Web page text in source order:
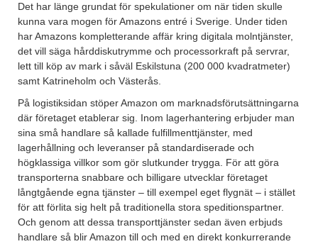
Det har länge grundat för spekulationer om när tiden skulle
kunna vara mogen för Amazons entré i Sverige. Under tiden
har Amazons kompletterande affär kring digitala molntjänster,
det vill säga hårddiskutrymme och processorkraft på servrar,
lett till köp av mark i såväl Eskilstuna (200 000 kvadratmeter)
samt Katrineholm och Västerås.
På logistiksidan stöper Amazon om marknadsförutsättningarna
där företaget etablerar sig. Inom lagerhantering erbjuder man
sina små handlare så kallade fulfillmenttjänster, med
lagerhållning och leveranser på standardiserade och
högklassiga villkor som gör slutkunder trygga. För att göra
transporterna snabbare och billigare utvecklar företaget
långtgående egna tjänster – till exempel eget flygnät – i stället
för att förlita sig helt på traditionella stora speditionspartner.
Och genom att dessa transporttjänster sedan även erbjuds
handlare så blir Amazon till och med en direkt konkurrerande